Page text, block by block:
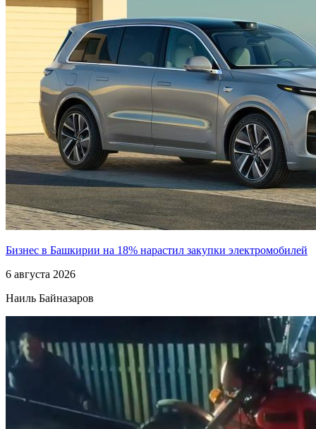
Бизнес в Башкирии на 18% нарастил закупки электромобилей
6 августа 2026
Наиль Байназаров